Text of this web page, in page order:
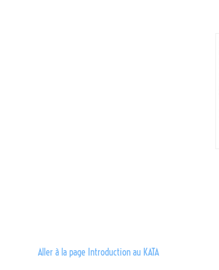
Aller à la page Introduction au KATA